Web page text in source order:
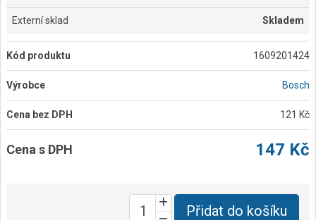
Externí sklad Skladem
Kód produktu 1609201424
Výrobce Bosch
Cena bez DPH 121 Kč
Cena s DPH 147 Kč
Přidat do košíku